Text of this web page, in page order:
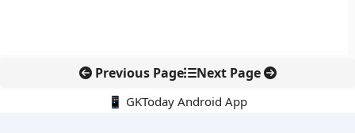
Previous Page Next Page
📱 GKToday Android App